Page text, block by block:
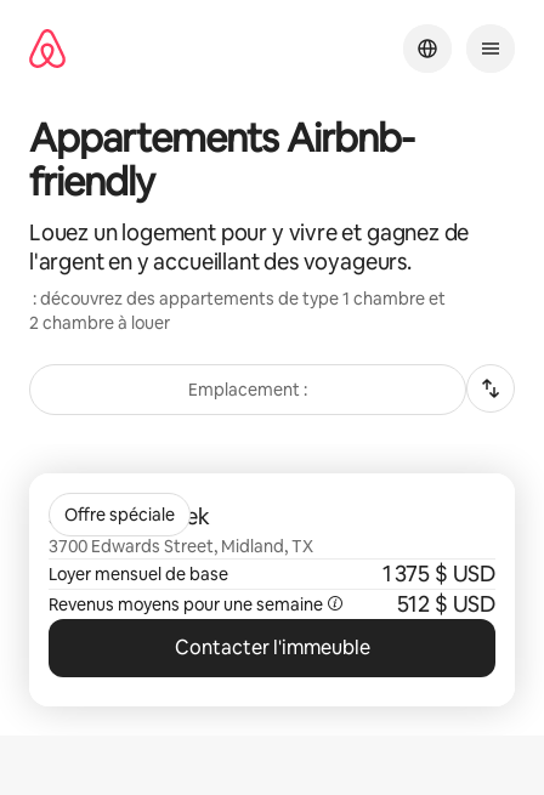
directement
Appartements Airbnb-
friendly
Louez un logement pour y vivre et gagnez de
l'argent en y accueillant des voyageurs.
: découvrez des appartements de type 1 chambre et
2 chambre à louer
Emplacement :
Offre spéciale
Sundance Creek
3700 Edwards Street, Midland, TX
Loyer mensuel de base
1 375 $ USD
Revenus moyens pour une semaine 512 $ USD
Contacter l'immeuble